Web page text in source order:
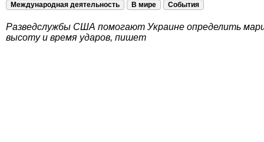
Международная деятельность
В мире События
Разведслужбы США помогают Украине определить
высоту и время ударов, пишет